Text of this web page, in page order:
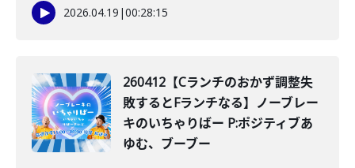
2026.04.19 |00:28:15
260412【Cランチのおかず調整失
敗するとFランチなる】ノーブレー
キのいちゃりばー P:ポジティブあ
ゆむ、ブーブー